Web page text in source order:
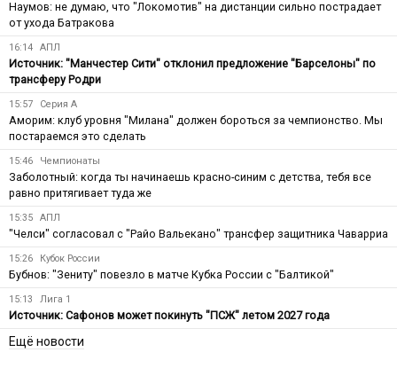
Наумов: не думаю, что "Локомотив" на дистанции сильно пострадает
от ухода Батракова
16:14 АПЛ
Источник: "Манчестер Сити" отклонил предложение "Барселоны" по
трансферу Родри
15:57 Серия А
Аморим: клуб уровня "Милана" должен бороться за чемпионство. Мы
постараемся это сделать
15:46 Чемпионаты
Заболотный: когда ты начинаешь красно-синим с детства, тебя все
равно притягивает туда же
15:35 АПЛ
"Челси" согласовал с "Райо Вальекано" трансфер защитника Чаварриа
15:26 Кубок России
Бубнов: "Зениту" повезло в матче Кубка России с "Балтикой"
15:13 Лига 1
Источник: Сафонов может покинуть "ПСЖ" летом 2027 года
Ещё новости